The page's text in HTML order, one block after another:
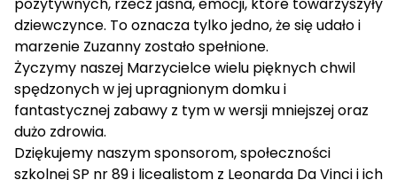
pozytywnych, rzecz jasna, emocji, które towarzyszyły
dziewczynce. To oznacza tylko jedno, że się udało i
marzenie Zuzanny zostało spełnione.
Życzymy naszej Marzycielce wielu pięknych chwil
spędzonych w jej upragnionym domku i
fantastycznej zabawy z tym w wersji mniejszej oraz
dużo zdrowia.
Dziękujemy naszym sponsorom, społeczności
szkolnej SP nr 89 i licealistom z Leonarda Da Vinci i ich